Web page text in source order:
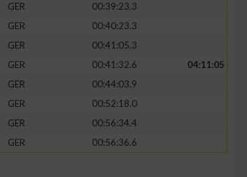
GER
00:39:23.3
GER
00:40:23.3
GER
00:41:05.3
GER 00:41:32.6
04:11:05
GER
00:44:03.9
GER
00:52:18.0
GER
00:56:34.4
GER 00:56:36.6